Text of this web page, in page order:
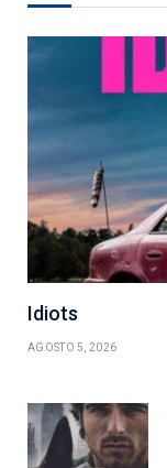
Idiots
AGOSTO 5, 2026